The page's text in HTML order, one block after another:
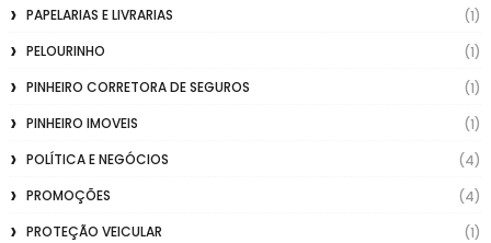
PAPELARIAS E LIVRARIAS
(1)
PELOURINHO
(1)
PINHEIRO CORRETORA DE SEGUROS
(1)
PINHEIRO IMOVEIS
(1)
POLÍTICA E NEGÓCIOS
(4)
PROMOÇÕES
(4)
PROTEÇÃO VEICULAR
(1)